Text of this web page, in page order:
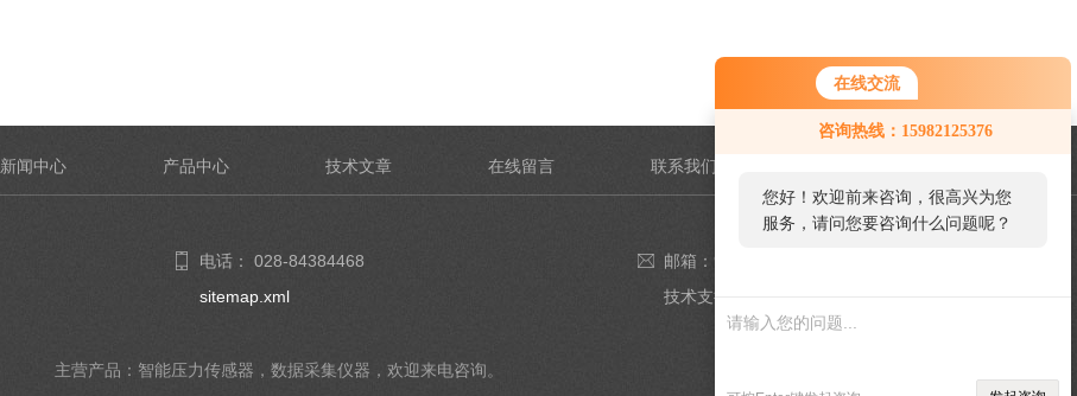
在线交流
咨询热线：15982125376
您好！欢迎前来咨询，很高兴为您
服务，请问您要咨询什么问题呢？
新闻中心 产品中心 技术文章 在线留言 联系我们
电话： 028-84384468
sitemap.xml
邮箱：980349543@qq.com
技术支持：
主营产品：智能压力传感器，数据采集仪器，欢迎来电咨询。